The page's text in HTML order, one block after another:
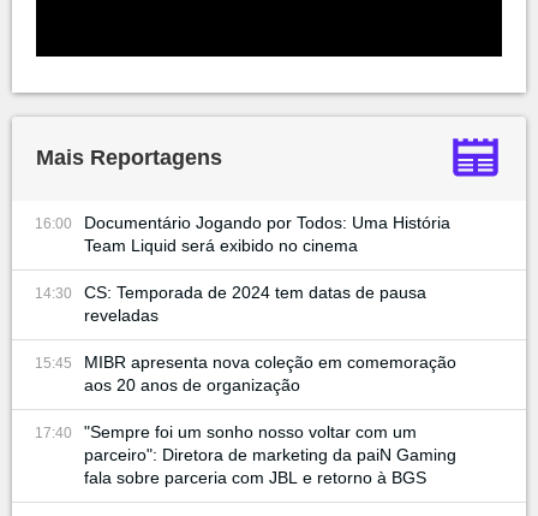
Mais Reportagens
16:00
Documentário Jogando por Todos: Uma História
Team Liquid será exibido no cinema
14:30
CS: Temporada de 2024 tem datas de pausa
reveladas
15:45
MIBR apresenta nova coleção em comemoração
aos 20 anos de organização
17:40
"Sempre foi um sonho nosso voltar com um
parceiro": Diretora de marketing da paiN Gaming
fala sobre parceria com JBL e retorno à BGS